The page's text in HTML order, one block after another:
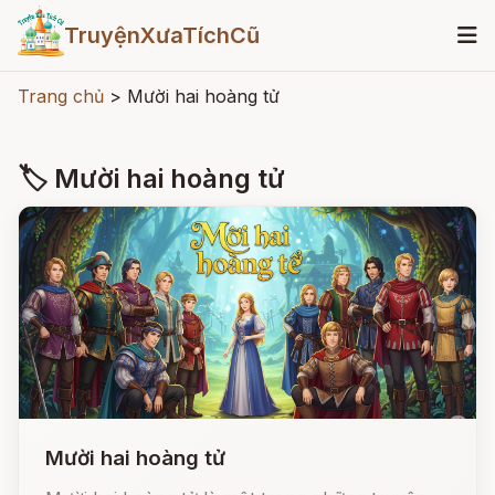
TruyệnXưaTíchCũ
Trang chủ > Mười hai hoàng tử
🏷 Mười hai hoàng tử
Mười hai hoàng tử